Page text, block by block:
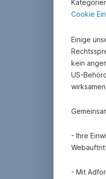
Cookie
Einige
kein
US-
- Ihre
- Mit